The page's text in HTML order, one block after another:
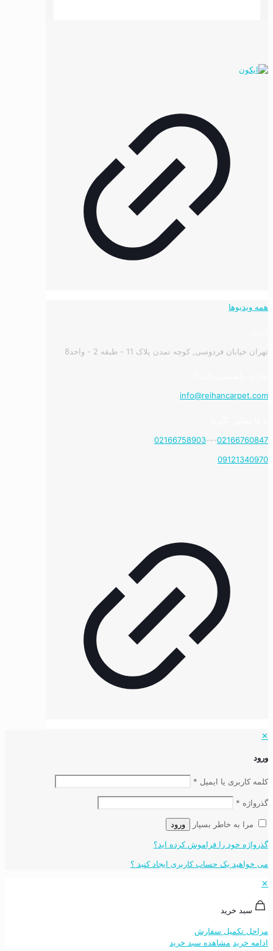
همه ویدیوها
تهران خیابان فردوسی, کوچه تمدن پلاک 11 - طبقه 2 - واحد8
info@reihancarpet.com
02166760847
---
02166758903
09121340970
✕
ورود
کلمه کاربری یا ایمیل *
گذرواژه *
مرا به خاطر بسپار ورود
گذرواژه خود را فراموش کرده اید؟
می خواهید یک حساب کاربری ایجاد کنید ؟
✕
سبد خرید
مراحل تکمیل سفارش
ادامه خرید مشاهده سبد خرید